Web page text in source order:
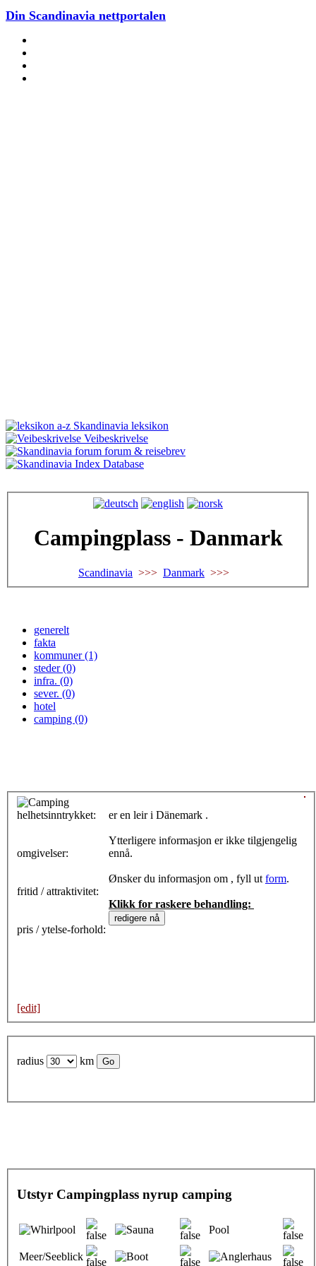
Din Scandinavia nettportalen
Skandinavia leksikon
Veibeskrivelse
forum & reisebrev
Database
Campingplass - Danmark
Scandinavia >>> Danmark
generelt
fakta
kommuner (1)
steder (0)
infra. (0)
sever. (0)
hotel
camping (0)
helhetsinntrykket:
omgivelser:
fritid / attraktivitet:
pris / ytelse-forhold:
er en leir i Dänemark .
Ytterligere informasjon er ikke tilgjengelig
ennå.
Ønsker du informasjon om , fyll ut form.
Klikk for raskere behandling:
[edit]
radius km
Utstyr Campingplass nyrup camping
Pool
Meer/Seeblick